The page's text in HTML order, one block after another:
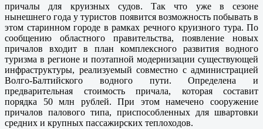
причалы для круизных судов. Так что уже в сезоне
нынешнего года у туристов появится возможность побывать в
этом старинном городе в рамках речного круизного тура. По
сообщению областного правительства, появление новых
причалов входит в план комплексного развития водного
туризма в регионе и поэтапной модернизации существующей
инфраструктуры, реализуемый совместно с администрацией
Волго-Балтийского водного пути. Определена и
предварительная стоимость причала, которая составит
порядка 50 млн рублей. При этом намечено сооружение
причалов палового типа, приспособленных для швартовки
средних и крупных пассажирских теплоходов.